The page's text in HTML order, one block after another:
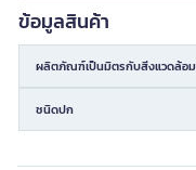
ข้อมูลสินค้า
ผลิตภัณฑ์เป็นมิตรกับสิ่งแวดล้อม
ชนิดปก